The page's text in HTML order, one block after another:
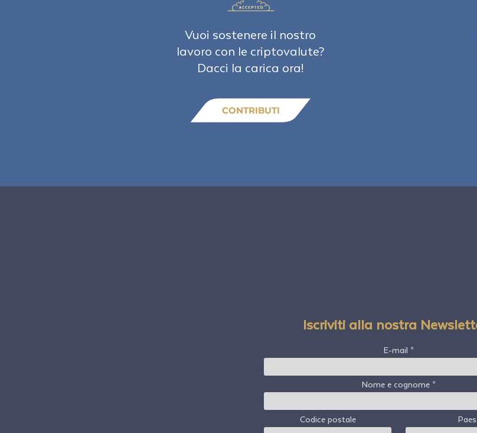
Vuoi sostenere il nostro
lavoro con le criptovalute?
Dacci la carica ora!
CONTRIBUTI
Iscriviti alla nostra
E-mail
Nome e cognome
Codice postale